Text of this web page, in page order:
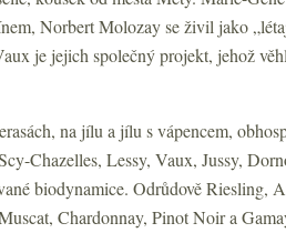
Norbert Molozay se živil jako
je jejich společný projekt, jehož
na jílu a jílu s vápencem,
Chazelles, Lessy, Vaux, Jussy,
biodynamice. Odrůdově Riesling,
Chardonnay, Pinot Noir a